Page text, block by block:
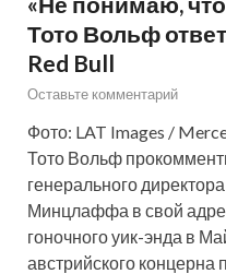
Тото Вольф
Red Bull
Оставьте комментарий
Фото: LAT Images /
Тото Вольф
генерального
Минцлаффа в свой
гоночного уик-энда в
австрийского концерна